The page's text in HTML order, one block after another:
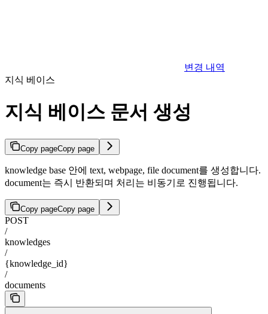
변경 내역
지식 베이스
지식 베이스 문서 생성
Copy pageCopy page
knowledge base 안에 text, webpage, file document를 생성합니다.
document는 즉시 반환되며 처리는 비동기로 진행됩니다.
Copy pageCopy page
POST
/
knowledges
/
{knowledge_id}
/
documents